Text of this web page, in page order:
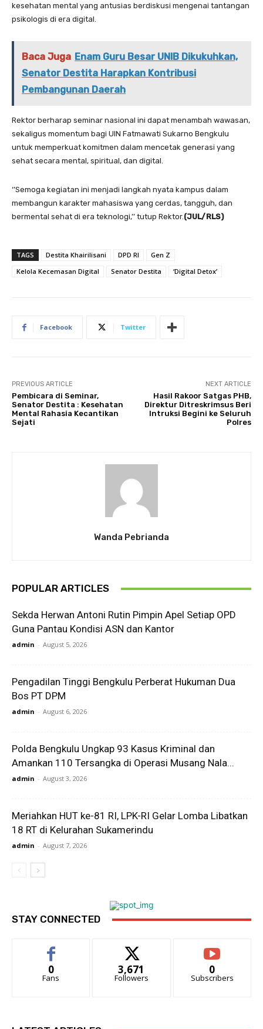
kesehatan mental yang antusias berdiskusi mengenai tantangan
psikologis di era digital.
Baca Juga Enam Guru Besar UNIB Dikukuhkan,
Senator Destita Harapkan Kontribusi
Pembangunan Daerah
Rektor berharap seminar nasional ini dapat menambah wawasan,
sekaligus momentum bagi UIN Fatmawati Sukarno Bengkulu
untuk memperkuat komitmen dalam mencetak generasi yang
sehat secara mental, spiritual, dan digital.
‘’Semoga kegiatan ini menjadi langkah nyata kampus dalam
membangun karakter mahasiswa yang cerdas, tangguh, dan
bermental sehat di era teknologi,’’ tutup Rektor.(JUL/RLS)
TAGS Destita Khairilisani DPD RI
Gen Z
Kelola Kecemasan Digital
Senator Destita ‘Digital Detox’
Facebook Twitter
PREVIOUS ARTICLE
Pembicara di Seminar,
Senator Destita : Kesehatan
Mental Rahasia Kecantikan
Sejati
NEXT ARTICLE
Hasil Rakoor Satgas PHB,
Direktur Ditreskrimsus Beri
Intruksi Begini ke Seluruh
Polres
Wanda Pebrianda
POPULAR ARTICLES
Sekda Herwan Antoni Rutin Pimpin Apel Setiap OPD
Guna Pantau Kondisi ASN dan Kantor
admin - August 5, 2026
Pengadilan Tinggi Bengkulu Perberat Hukuman Dua
Bos PT DPM
admin - August 6, 2026
Polda Bengkulu Ungkap 93 Kasus Kriminal dan
Amankan 110 Tersangka di Operasi Musang Nala...
admin - August 3, 2026
Meriahkan HUT ke-81 RI, LPK-RI Gelar Lomba Libatkan
18 RT di Kelurahan Sukamerindu
admin - August 7, 2026
STAY CONNECTED
0
Fans
3,671
Followers
0
Subscribers